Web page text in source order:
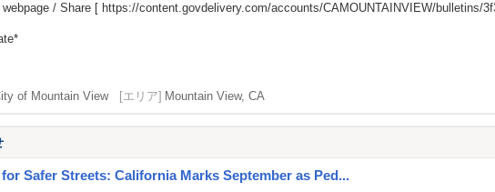
/ Share [ https://content.govdelivery.com/accounts/CAMOUNTAINVIEW/bulletins/
of Mountain View [エリア] Mountain View, CA
Safer Streets: California Marks September as Ped...